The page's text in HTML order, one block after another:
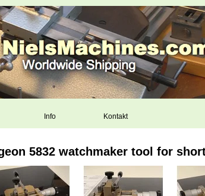
Info Kontakt
5832 watchmaker tool for